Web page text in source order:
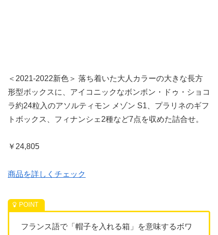
＜2021-2022新色＞ 落ち着いた大人カラーの大きな長方
形型ボックスに、アイコニックなボンボン・ドゥ・ショコ
ラ約24粒入のアソルティモン メゾン S1、プラリネのギフ
トボックス、フィナンシェ2種など7点を収めた詰合せ。
￥24,805
商品を詳しくチェック
フランス語で「帽子を入れる箱」を意味するボワ